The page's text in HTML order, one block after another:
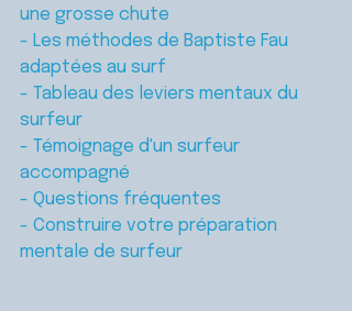
une grosse chute
- Les méthodes de Baptiste Fau
adaptées au surf
- Tableau des leviers mentaux du
surfeur
- Témoignage d'un surfeur
accompagné
- Questions fréquentes
- Construire votre préparation
mentale de surfeur